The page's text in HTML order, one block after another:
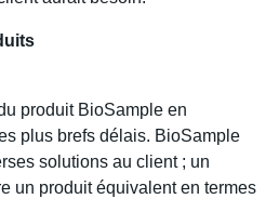
produit BioSample en
plus brefs délais. BioSample
solutions au client ; un
un produit équivalent en termes